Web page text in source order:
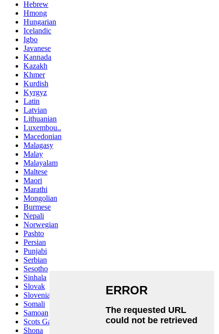
Hebrew
Hmong
Hungarian
Icelandic
Igbo
Javanese
Kannada
Kazakh
Khmer
Kurdish
Kyrgyz
Latin
Latvian
Lithuanian
Luxembou..
Macedonian
Malagasy
Malay
Malayalam
Maltese
Maori
Marathi
Mongolian
Burmese
Nepali
Norwegian
Pashto
Persian
Punjabi
Serbian
Sesotho
Sinhala
Slovak
Slovenian
Somali
Samoan
Scots Gaelic
Shona